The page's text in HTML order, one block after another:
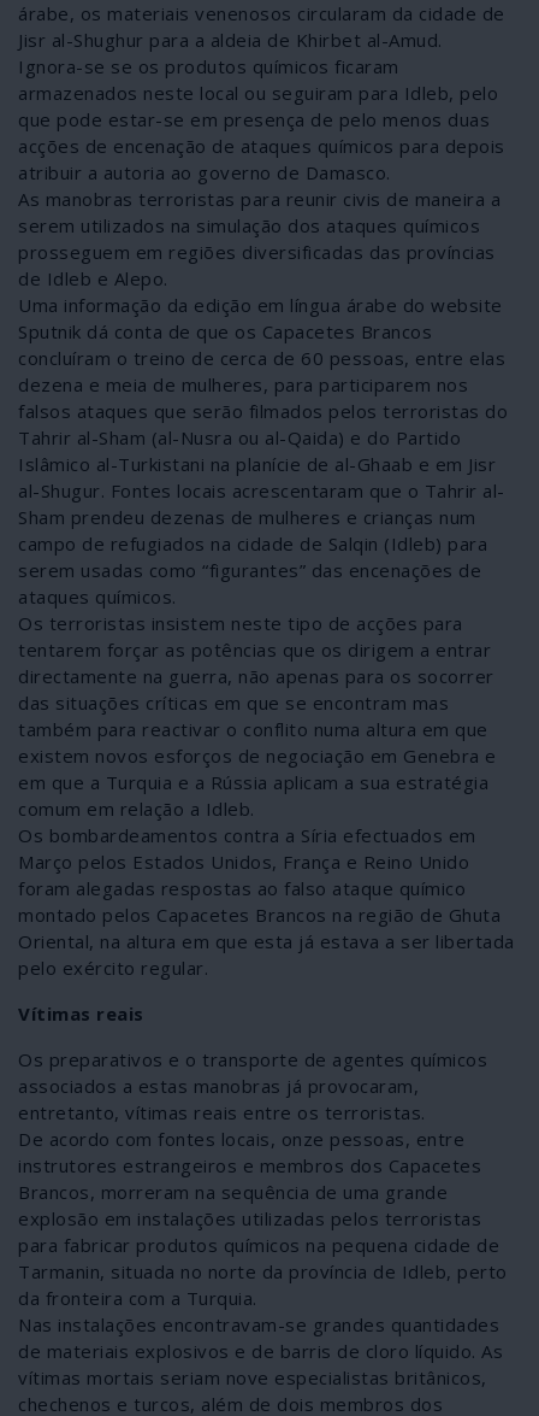
árabe, os materiais venenosos circularam da cidade de
Jisr al-Shughur para a aldeia de Khirbet al-Amud.
Ignora-se se os produtos químicos ficaram
armazenados neste local ou seguiram para Idleb, pelo
que pode estar-se em presença de pelo menos duas
acções de encenação de ataques químicos para depois
atribuir a autoria ao governo de Damasco.
As manobras terroristas para reunir civis de maneira a
serem utilizados na simulação dos ataques químicos
prosseguem em regiões diversificadas das províncias
de Idleb e Alepo.
Uma informação da edição em língua árabe do website
Sputnik dá conta de que os Capacetes Brancos
concluíram o treino de cerca de 60 pessoas, entre elas
dezena e meia de mulheres, para participarem nos
falsos ataques que serão filmados pelos terroristas do
Tahrir al-Sham (al-Nusra ou al-Qaida) e do Partido
Islâmico al-Turkistani na planície de al-Ghaab e em Jisr
al-Shugur. Fontes locais acrescentaram que o Tahrir al-
Sham prendeu dezenas de mulheres e crianças num
campo de refugiados na cidade de Salqin (Idleb) para
serem usadas como “figurantes” das encenações de
ataques químicos.
Os terroristas insistem neste tipo de acções para
tentarem forçar as potências que os dirigem a entrar
directamente na guerra, não apenas para os socorrer
das situações críticas em que se encontram mas
também para reactivar o conflito numa altura em que
existem novos esforços de negociação em Genebra e
em que a Turquia e a Rússia aplicam a sua estratégia
comum em relação a Idleb.
Os bombardeamentos contra a Síria efectuados em
Março pelos Estados Unidos, França e Reino Unido
foram alegadas respostas ao falso ataque químico
montado pelos Capacetes Brancos na região de Ghuta
Oriental, na altura em que esta já estava a ser libertada
pelo exército regular.
Vítimas reais
Os preparativos e o transporte de agentes químicos
associados a estas manobras já provocaram,
entretanto, vítimas reais entre os terroristas.
De acordo com fontes locais, onze pessoas, entre
instrutores estrangeiros e membros dos Capacetes
Brancos, morreram na sequência de uma grande
explosão em instalações utilizadas pelos terroristas
para fabricar produtos químicos na pequena cidade de
Tarmanin, situada no norte da província de Idleb, perto
da fronteira com a Turquia.
Nas instalações encontravam-se grandes quantidades
de materiais explosivos e de barris de cloro líquido. As
vítimas mortais seriam nove especialistas britânicos,
chechenos e turcos, além de dois membros dos